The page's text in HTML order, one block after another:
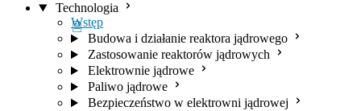
Technologia
Wstęp
Budowa i działanie reaktora jądrowego
Zastosowanie reaktorów jądrowych
Elektrownie jądrowe
Paliwo jądrowe
Bezpieczeństwo w elektrowni jądrowej